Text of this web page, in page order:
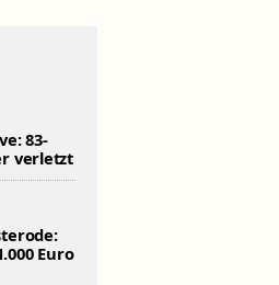
83-
verletzt
Euro